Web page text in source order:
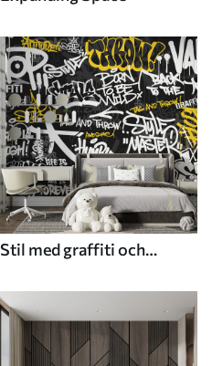
Stil med graffiti och